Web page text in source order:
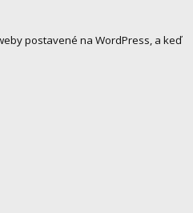
postavené na WordPress, a keď